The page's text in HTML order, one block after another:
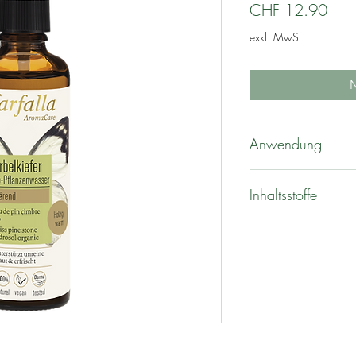
CHF 12.90Preis
exkl. MwSt
Anwendung
aufbewahren.
Inhaltsstoffe